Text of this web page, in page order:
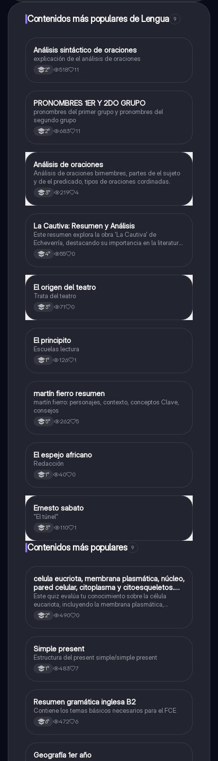
Contenidos más populares de Lengua 9
Lengua
Análisis sintáctico de oraciones
explicación de el análisis de oraciones
2° 518 11
Lengua
PRONOMBRES 1ER Y 2DO GRUPO
pronombres del primer grupo y pronombres del
segundo grupo
2° 683 11
Lengua
Análisis de oraciones
Análisis de oraciones bimembres, partes de el sujeto
y de el predicado, tipos de oraciones cordinadas.
3° 219 4
Lengua
La Cautiva: Resumen y Análisis
Este resumen explora la obra 'La Cautiva' de
Echeverría, destacando su importancia en la literatura
argentina y su narrativa sobre el amor, el sufrimiento y
la violencia en la frontera.
4° 55 0
Lengua
El origen del teatro
Trata del teatro
3° 71 0
Lengua
El principito
Escuelas lectura
1° 126 1
Lengua
martín fierro resumen
martín fierro: personajes, contexto, conceptos Clave,
consejos
5° 262 5
Lengua
El espejo africano
Redacción
1° 40 0
Lengua
Ernesto sabato
"El túnel"
3° 110 1
Contenidos más populares 9
CBiología
celula eucriota, membrana plasmática, núcleo,
pared celular, citoplasma y citoesqueletos.
nombre se las partes de la celula eucariota
Este quiz evalúa tu conocimiento sobre la célula
eucariota, incluyendo la membrana plasmática,
núcleo, pared celular, citoplasma y citoesqueleto.
2° 490 0
Inglés
Simple present
Estructura del present simple/simple present
1° 483 7
Inglés
Resumen gramática inglesa B2
Contiene los temas básicos necesarios para el FCE
6° 472 6
Geografía
Geografía 1er año